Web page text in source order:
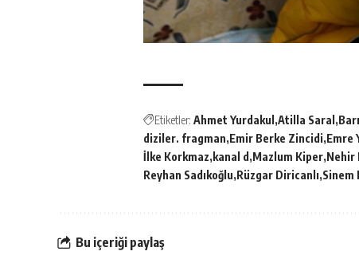
Etiketler: Ahmet Yurdakul Atilla Saral
diziler. fragman Emir Berke Zincidi Emre
İlke Korkmaz kanal d Mazlum Kiper Nehir
Reyhan Sadıkoğlu Rüzgar Diricanlı Sinem
Bu içeriği paylaş